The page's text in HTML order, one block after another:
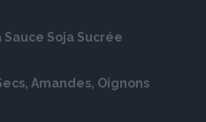
Sauce Soja Sucrée
Amandes, Oignons